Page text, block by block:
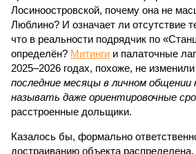
Лосиноостровской, почему она не
Люблино? И означает ли отсутствие
что в реальности подрядчик по
определён? Митинги и палаточные
2025–2026 годах, похоже, не
последние месяцы в личном общении
называть даже ориентировочные
расстроенные дольщики.
Казалось бы, формально
достраиванию объекта